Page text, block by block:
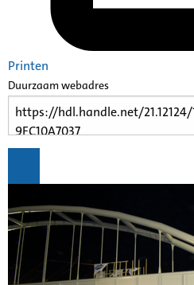
Printen
Duurzaam webadres